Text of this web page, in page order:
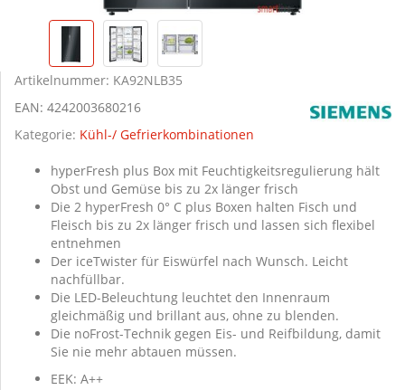
Artikelnummer: KA92NLB35
EAN: 4242003680216
Kategorie: Kühl-/ Gefrierkombinationen
hyperFresh plus Box mit Feuchtigkeitsregulierung hält
Obst und Gemüse bis zu 2x länger frisch
Die 2 hyperFresh 0° C plus Boxen halten Fisch und
Fleisch bis zu 2x länger frisch und lassen sich flexibel
entnehmen
Der iceTwister für Eiswürfel nach Wunsch. Leicht
nachfüllbar.
Die LED-Beleuchtung leuchtet den Innenraum
gleichmäßig und brillant aus, ohne zu blenden.
Die noFrost-Technik gegen Eis- und Reifbildung, damit
Sie nie mehr abtauen müssen.
EEK: A++